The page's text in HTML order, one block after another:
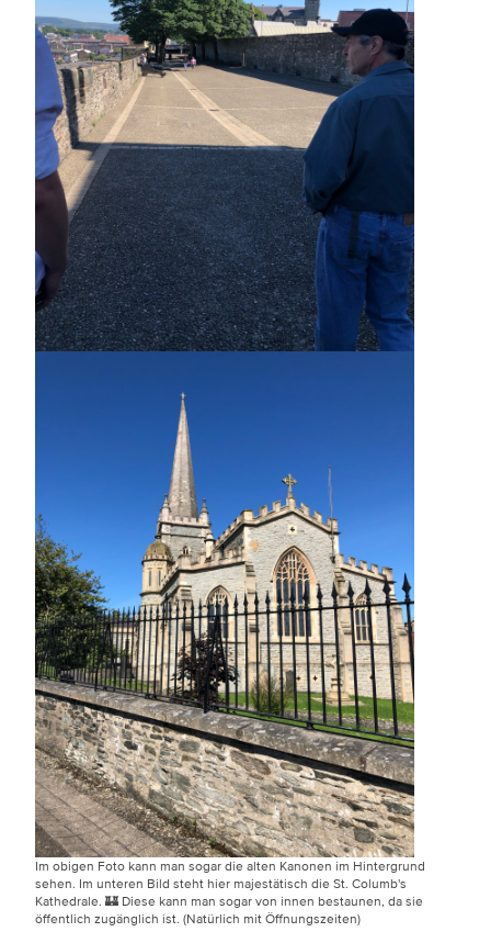
Im obigen Foto kann man sogar die alten Kanonen im Hintergrund
sehen. Im unteren Bild steht hier majestätisch die St. Columb's
Kathedrale. 🏰 Diese kann man sogar von innen bestaunen, da sie
öffentlich zugänglich ist. (Natürlich mit Öffnungszeiten)